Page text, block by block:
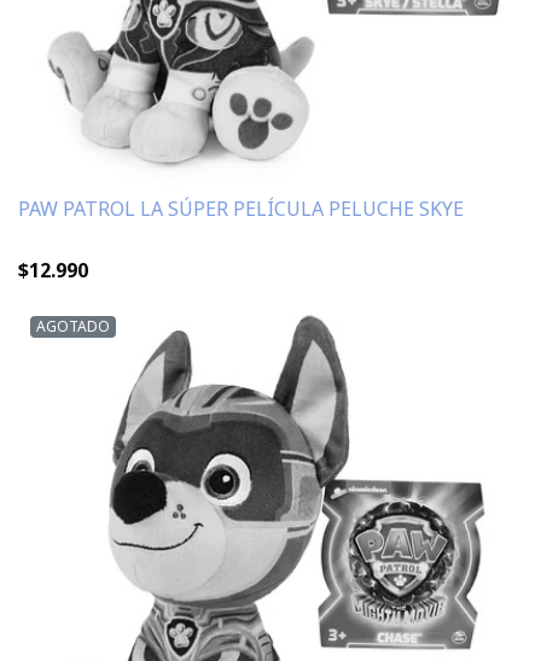
PAW PATROL LA SÚPER PELÍCULA PELUCHE SKYE
$12.990
AGOTADO